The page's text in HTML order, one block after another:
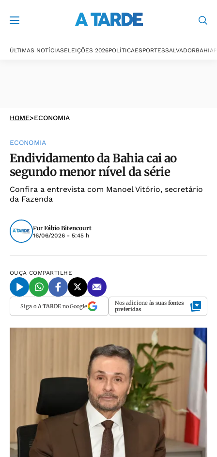
ÚLTIMAS NOTÍCIASELEIÇÕES 2026POLÍTICAESPORTESSALVADORBAHIA
HOME>ECONOMIA
ECONOMIA
Endividamento da Bahia cai ao
segundo menor nível da série
Confira a entrevista com Manoel Vitório, secretário
da Fazenda
Por Fábio Bitencourt
16/06/2026 - 5:45 h
OUÇA COMPARTILHE
Siga o A TARDEno Google Nos adicione às suas fontes
preferidas